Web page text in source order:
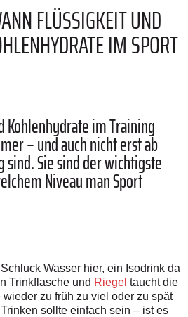
FLÜSSIGKEIT UND
IM SPORT
Kohlenhydrate im Training
– und auch nicht erst ab
Sie sind der wichtigste
Niveau man Sport
Wasser hier, ein Isodrink da
Trinkflasche und Riegel taucht die
wieder zu früh zu viel oder zu spät
sollte einfach sein – ist es